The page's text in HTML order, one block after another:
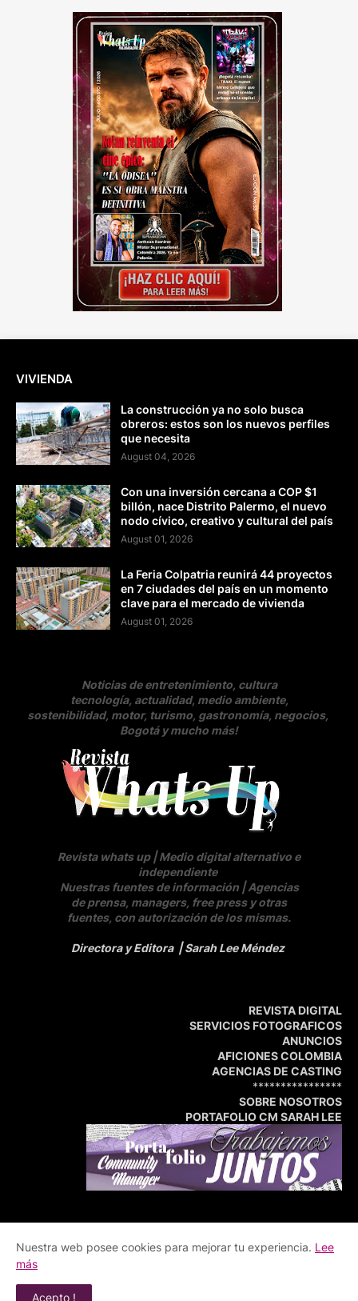
VIVIENDA
La construcción ya no solo busca
obreros: estos son los nuevos perfiles
que necesita
August 04, 2026
Con una inversión cercana a COP $1
billón, nace Distrito Palermo, el nuevo
nodo cívico, creativo y cultural del país
August 01, 2026
La Feria Colpatria reunirá 44 proyectos
en 7 ciudades del país en un momento
clave para el mercado de vivienda
August 01, 2026
Noticias de entretenimiento, cultura
tecnología, actualidad, medio ambiente,
sostenibilidad, motor, turismo, gastronomía, negocios,
Bogotá y mucho más!
Revista whats up | Medio digital alternativo e
independiente
Nuestras fuentes de información | Agencias
de prensa, managers, free press y otras
fuentes, con autorización de los mismas.
Directora y Editora| Sarah Lee Méndez
REVISTA DIGITAL
SERVICIOS FOTOGRAFICOS
ANUNCIOS
AFICIONES COLOMBIA
AGENCIAS DE CASTING
****************
SOBRE NOSOTROS
PORTAFOLIO CM SARAH LEE
© Copyright 2009 - 2026 Revista Whats Up | Central de
Inicio Portafolio Central de Medios
Nuestra web posee cookies para mejorar tu experiencia. Lee
más
Acepto !